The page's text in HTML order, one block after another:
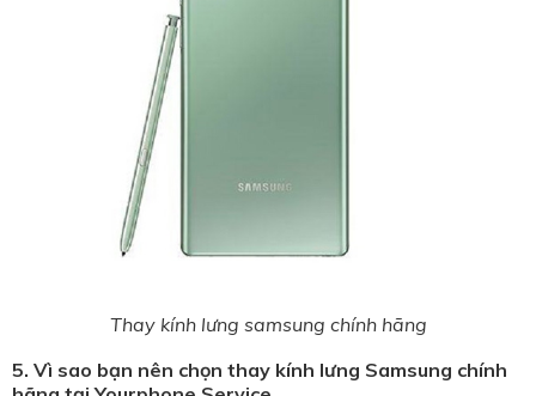
Thay kính lưng samsung chính hãng
5. Vì sao bạn nên chọn thay kính lưng Samsung chính